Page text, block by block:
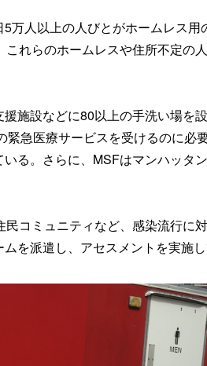
万人以上の人びとがホームレス用
れらのホームレスや住所不定の
施設などに80以上の手洗い場を設
急医療サービスを受けるのに必
る。さらに、MSFはマンハッタ
コミュニティなど、感染流行に
を派遣し、アセスメントを実施し